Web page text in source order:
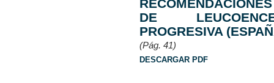
DE
PROGRESIVA
(Pág. 41)
DESCARGAR PDF